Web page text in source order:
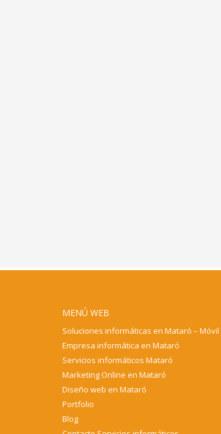
MENÚ WEB
Soluciones informáticas en Mataró – Móvil
Empresa informática en Mataró
Servicios informáticos Mataró
Marketing Online en Mataró
Diseño web en Mataró
Portfolio
Blog